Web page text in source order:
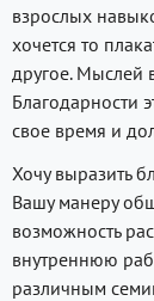
взрослых
хочется то
другое. Мыслей
Благодарности
свое время и
Хочу выразить
Вашу манеру
возможность
внутреннюю
различным